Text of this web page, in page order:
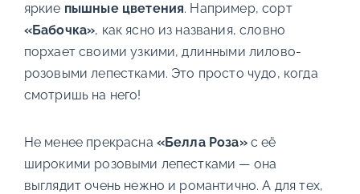
яркие пышные цветения. Например, сорт
«Бабочка», как ясно из названия, словно
порхает своими узкими, длинными лилово-
розовыми лепестками. Это просто чудо, когда
смотришь на него!
Не менее прекрасна «Белла Роза»с её
широкими розовыми лепестками — она
выглядит очень нежно и романтично. А для тех,